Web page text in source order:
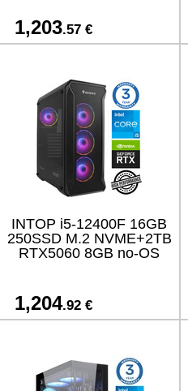
1,203.57 €
INTOP i5-12400F 16GB
250SSD M.2 NVME+2TB
RTX5060 8GB no-OS
1,204.92 €